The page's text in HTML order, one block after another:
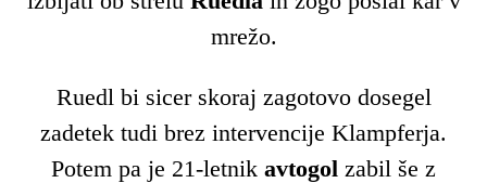
mrežo.
Ruedl bi sicer skoraj zagotovo dosegel
zadetek tudi brez intervencije Klampferja.
Potem pa je 21-letnik avtogol zabil še z